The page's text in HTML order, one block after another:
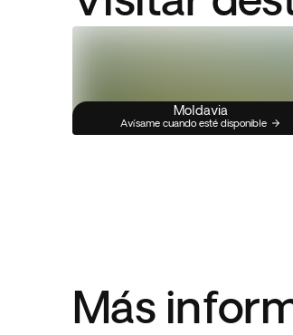
Moldavia
Avísame cuando esté disponible
Más